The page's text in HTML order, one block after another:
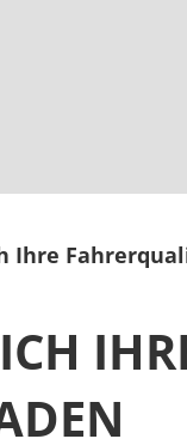
Ihre